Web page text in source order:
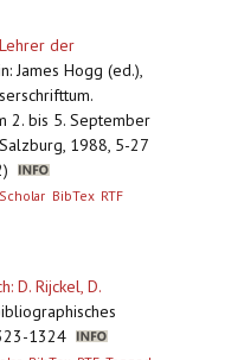
der
James Hogg (ed.),
2. bis 5. September
1988, 5-27
BibTex RTF
D. Rijckel, D.
1324